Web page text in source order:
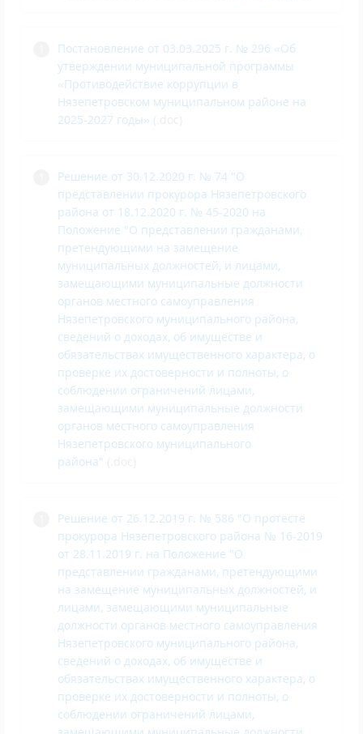
Постановление от 03.03.2025 г. № 296 «Об
утверждении муниципальной программы
«Противодействие коррупции в
Нязепетровском муниципальном районе на
2025-2027 годы»
Решение от 30.12.2020 г. № 74 "О
представлении прокурора Нязепетровского
района от 18.12.2020 г. № 45-2020 на
Положение "О представлении гражданами,
претендующими на замещение
муниципальных должностей, и лицами,
замещающими муниципальные должности
органов местного самоуправления
Нязепетровского муниципального района,
сведений о доходах, об имуществе и
обязательствах имущественного характера, о
проверке их достоверности и полноты, о
соблюдении ограничений лицами,
замещающими муниципальные должности
органов местного самоуправления
Нязепетровского муниципального
района"
Решение от 26.12.2019 г. № 586 "О протесте
прокурора Нязепетровского района № 16-2019
от 28.11.2019 г. на Положение "О
представлении гражданами, претендующими
на замещение муниципальных должностей, и
лицами, замещающими муниципальные
должности органов местного самоуправления
Нязепетровского муниципального района,
сведений о доходах, об имуществе и
обязательствах имущественного характера, о
проверке их достоверности и полноты, о
соблюдении ограничений лицами,